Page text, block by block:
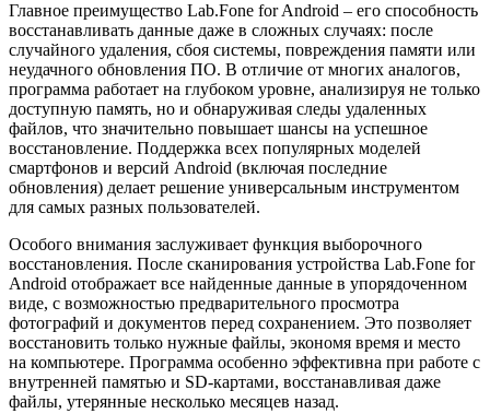
Главное преимущество Lab.Fone for Android – его способность
восстанавливать данные даже в сложных случаях: после
случайного удаления, сбоя системы, повреждения памяти или
неудачного обновления ПО. В отличие от многих аналогов,
программа работает на глубоком уровне, анализируя не только
доступную память, но и обнаруживая следы удаленных
файлов, что значительно повышает шансы на успешное
восстановление. Поддержка всех популярных моделей
смартфонов и версий Android (включая последние
обновления) делает решение универсальным инструментом
для самых разных пользователей.
Особого внимания заслуживает функция выборочного
восстановления. После сканирования устройства Lab.Fone for
Android отображает все найденные данные в упорядоченном
виде, с возможностью предварительного просмотра
фотографий и документов перед сохранением. Это позволяет
восстановить только нужные файлы, экономя время и место
на компьютере. Программа особенно эффективна при работе с
внутренней памятью и SD-картами, восстанавливая даже
файлы, утерянные несколько месяцев назад.